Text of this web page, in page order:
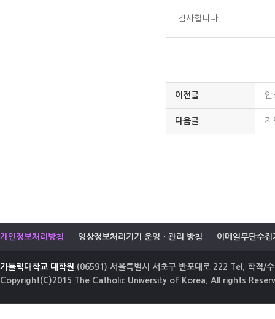
감사합니다.
이전글 안
다음글 지
개인정보처리방침 영상정보처리기기 운영ㆍ관리 방침 이메일무단수집
가톨릭대학교 대학원 (06591) 서울특별시 서초구 반포대로 222 Tel. 학적/
Copyright(C)2015 The Catholic University of Korea. All rights